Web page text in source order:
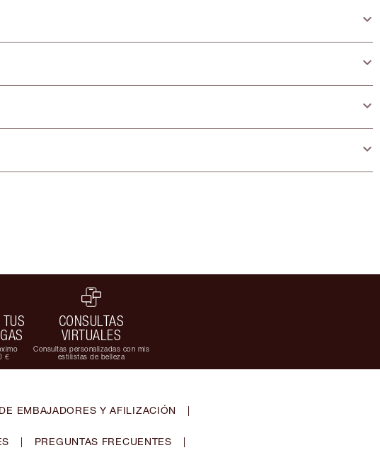
€
CONSULTAS
VIRTUALES
Consultas personalizadas con mis
estilistas de belleza
EMBAJADORES Y AFILIZACIÓN |
| PREGUNTAS FRECUENTES |